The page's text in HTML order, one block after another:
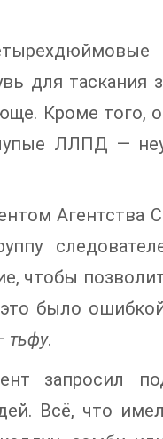
для
Кроме того,
ЛЛПД —
Агентства
чтобы
было
тьфу.
запросил
Всё, что